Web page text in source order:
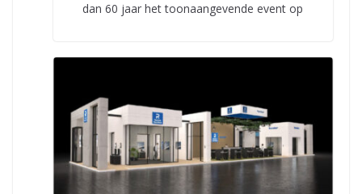
dan 60 jaar het toonaangevende event op